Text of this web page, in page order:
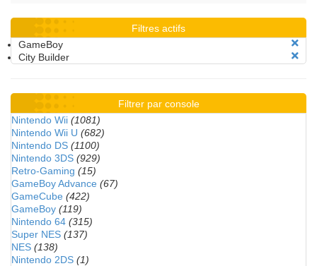
Filtres actifs
GameBoy
City Builder
Filtrer par console
Nintendo Wii (1081)
Nintendo Wii U (682)
Nintendo DS (1100)
Nintendo 3DS (929)
Retro-Gaming (15)
GameBoy Advance (67)
GameCube (422)
GameBoy (119)
Nintendo 64 (315)
Super NES (137)
NES (138)
Nintendo 2DS (1)